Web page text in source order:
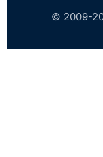
© 2009-